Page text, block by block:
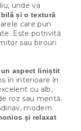
unde va
și o textură
care pun
Este potrivită
sau birouri
un aspect liniștit
în interioare în
cu alb,
roz sau mentă.
modern
și relaxat